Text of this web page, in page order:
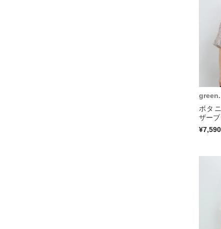
green.
ボタ
ザー
¥7,590